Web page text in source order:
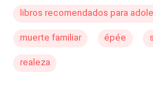
Comunal? Estas
libros recomendados para
muerte familiar épée
realeza